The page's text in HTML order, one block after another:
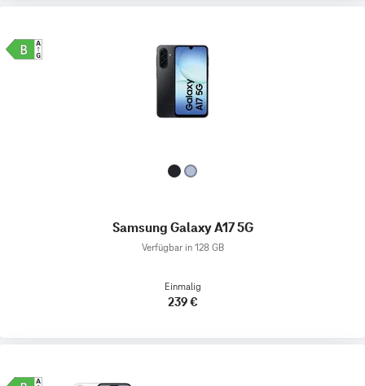
Samsung Galaxy A17 5G
Verfügbar in 128 GB
Einmalig
239 €